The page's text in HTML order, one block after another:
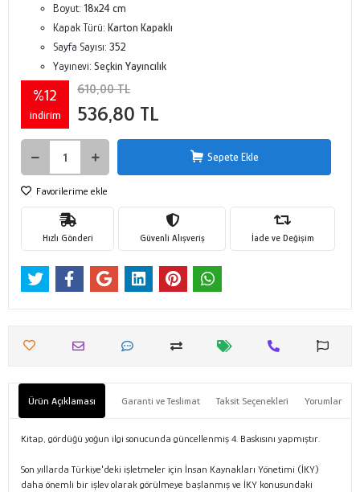
Boyut: 18x24 cm
Kapak Türü: Karton Kapaklı
Sayfa Sayısı: 352
Yayınevi: Seçkin Yayıncılık
%12
indirim
610,00 TL
536,80 TL
Sepete Ekle
Favorilerime ekle
Hızlı Gönderi Güvenli Alışveriş İade ve Değişim
Ürün Açıklaması Garanti ve Teslimat Taksit Seçenekleri Yorumlar
Kitap, gördüğü yoğun ilgi sonucunda güncellenmiş 4. Baskısını yapmıştır.
Son yıllarda Türkiye'deki işletmeler için İnsan Kaynakları Yönetimi (İKY)
daha önemli bir işlev olarak görülmeye başlanmış ve İKY konusundaki